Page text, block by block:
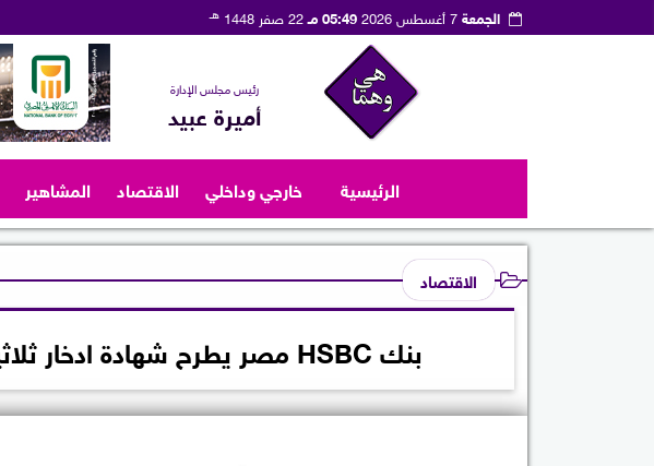
الجمعة7 أغسطس 2026 05:49 مـ 22 صفر 1448 هـ
رئيس مجلس الإدارة
أميرة عبيد
الرئيسية خارجي وداخلي الاقتصاد المشاهير
الاقتصاد
بنك HSBC مصر يطرح شهادة ادخار ثلاثية بعائد سنوي 17.25%